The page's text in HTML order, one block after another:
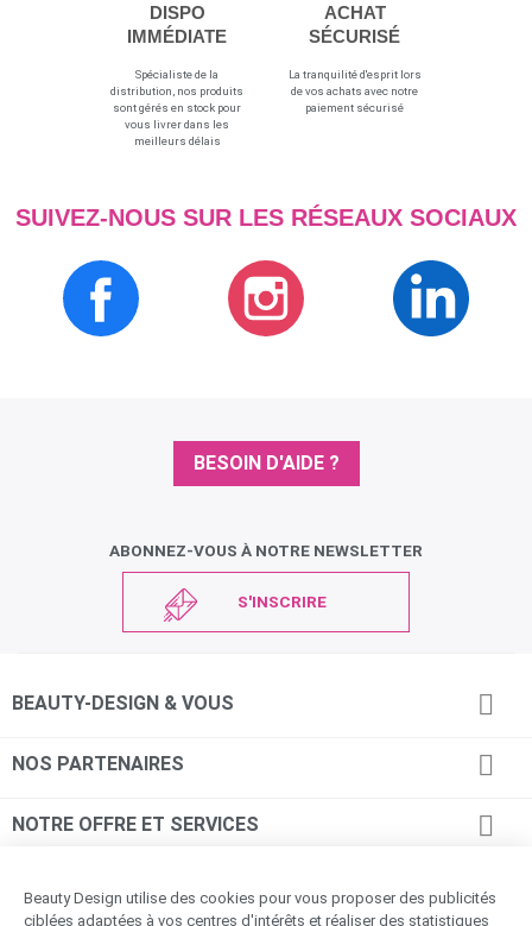
DISPO
IMMÉDIATE
Spécialiste de la
distribution, nos produits
sont gérés en stock pour
vous livrer dans les
meilleurs délais
ACHAT
SÉCURISÉ
La tranquilité d'esprit lors
de vos achats avec notre
paiement sécurisé
SUIVEZ-NOUS SUR LES RÉSEAUX SOCIAUX
BESOIN D'AIDE ?
ABONNEZ-VOUS À NOTRE NEWSLETTER
S'INSCRIRE
BEAUTY-DESIGN & VOUS 
NOS PARTENAIRES 
NOTRE OFFRE ET SERVICES 
